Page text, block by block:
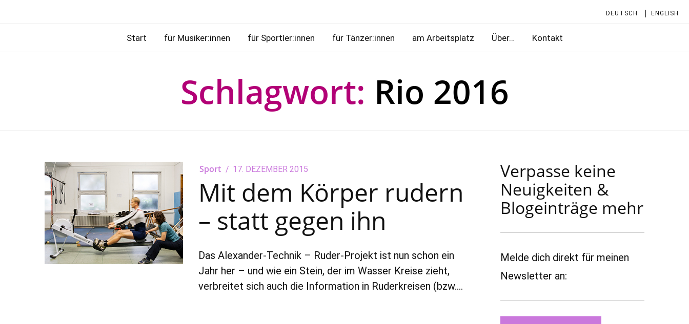
DEUTSCH ENGLISH
Start für Musiker:innen für Sportler:innen für Tänzer:innen am Arbeitsplatz Über… Kontakt
Schlagwort: Rio 2016
Sport
POSTED
ON
17. DEZEMBER 2015
AUGUST
2022
Mit dem Körper rudern
– statt gegen ihn
Das Alexander-Technik – Ruder-Projekt ist nun schon ein
Jahr her – und wie ein Stein, der im Wasser Kreise zieht,
verbreitet sich auch die Information in Ruderkreisen (bzw.…
Verpasse keine
Neuigkeiten &
Blogeinträge mehr
Melde dich direkt für meinen
Newsletter an: